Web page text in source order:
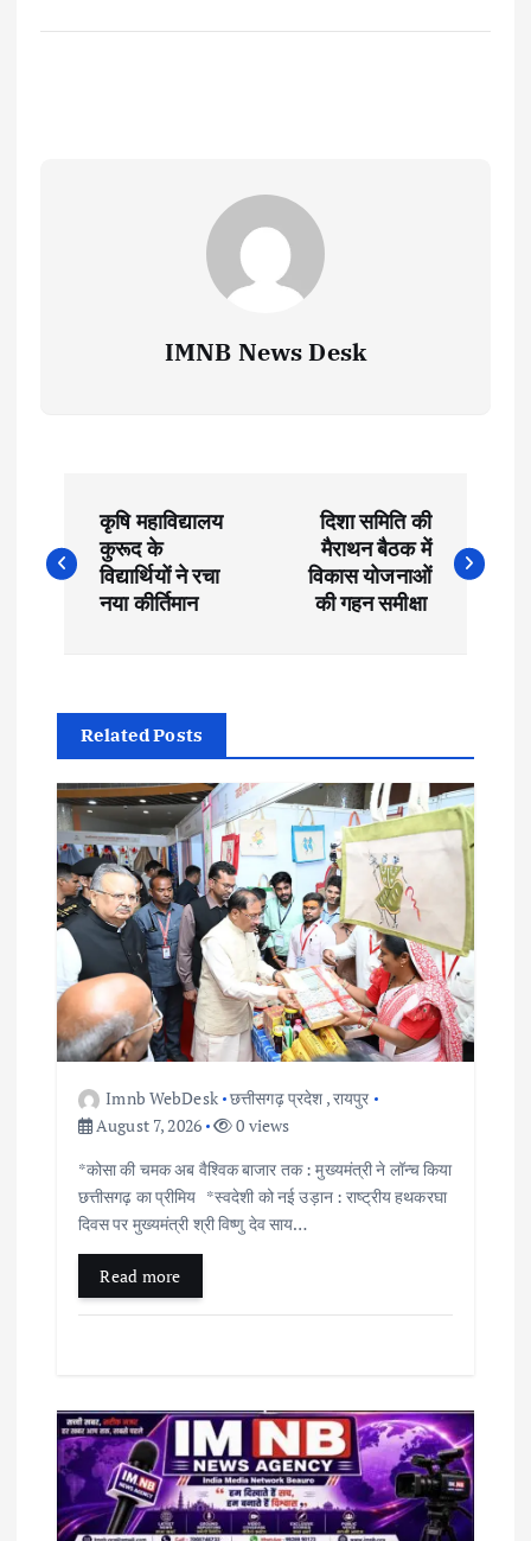
IMNB News Desk
o
n
a
v
g
a
t
कृषि महाविद्यालय
कुरूद के
विद्यार्थियों ने रचा
नया कीर्तिमान
दिशा समिति की
मैराथन बैठक में
विकास योजनाओं
की गहन समीक्षा
Related Posts
Imnb WebDesk छत्तीसगढ़ प्रदेश ,रायपुर
August 7, 2026
0 views
*कोसा की चमक अब वैश्विक बाजार तक : मुख्यमंत्री ने लॉन्च किया
छत्तीसगढ़ का प्रीमिय *स्वदेशी को नई उड़ान : राष्ट्रीय हथकरघा
दिवस पर मुख्यमंत्री श्री विष्णु देव साय…
Read more